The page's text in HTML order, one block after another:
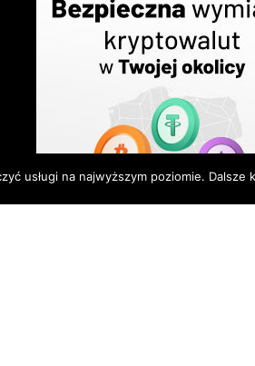
usługi na najwyższym poziomie.